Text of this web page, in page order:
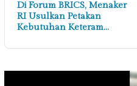
Di Forum BRICS, Menaker
RI Usulkan Petakan
Kebutuhan Keteram…